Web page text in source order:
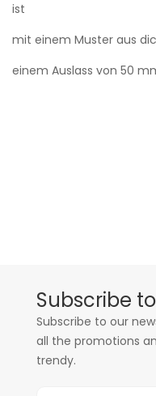
ist
mit einem Muster aus
einem Auslass von 50
Subscribe
Subscribe to our
all the promotions
trendy.